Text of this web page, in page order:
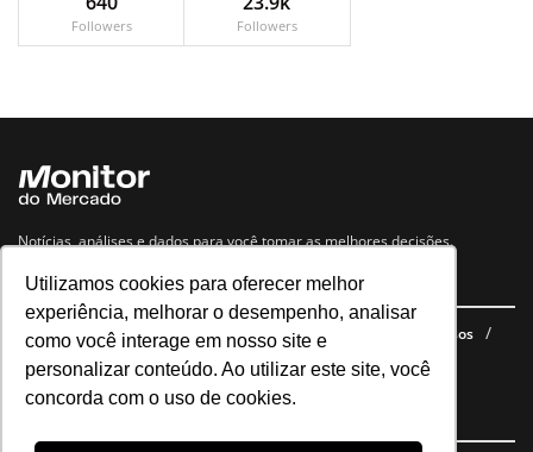
Utilizamos cookies para oferecer melhor
experiência, melhorar o desempenho, analisar
como você interage em nosso site e
personalizar conteúdo. Ao utilizar este site, você
concorda com o uso de cookies.
Followers Followers
Notícias, análises e dados para você tomar as melhores decisões.
Navegue no site
Últimas notícias Quem somos E-books gratuitos
Cursos
Política de privacidade